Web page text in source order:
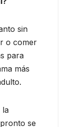
sin
o comer
para
más
la
se